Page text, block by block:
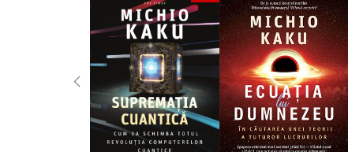
Supremația cuantică. Cum va schimba totul
O explorare a tehnologiilor cuantice și a impactului
cotidiene.
Ecuația lui Dumnezeu — Michio Kaku
O călătorie prin istoria marilor descoperiri științifice și
Viitorul omenirii — Michio Kaku
‹